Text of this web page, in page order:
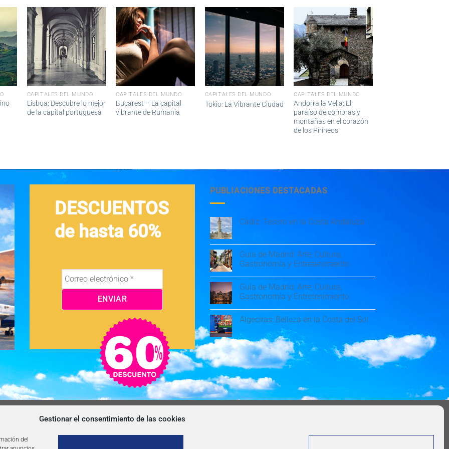
Gestionar el consentimiento de las cookies
del
CAPITALES DEL MUNDO
Lisboa: Descubre lo mejor
de la capital portuguesa
CAPITALES DEL MUNDO
Bucarest – La capital
vibrante de Rumania
CAPITALES DEL MUNDO
Tokio: La Vibrante Ciudad
CAPITALES DEL MUNDO
Andorra la Vella: El
paraíso de compras y
montañas en el corazón
de los Pirineos
DESCUENTOS
de hasta 60%
PUBLIACIONES DESTACADAS
Cádiz: Tesoro en la Costa Andaluza
Guía de Madrid: Arte, Cultura,
Gastronomía y Entretenimiento
Guía de Madrid: Arte, Cultura,
Gastronomía y Entretenimiento
Algeciras: Belleza en la Costa del Sol